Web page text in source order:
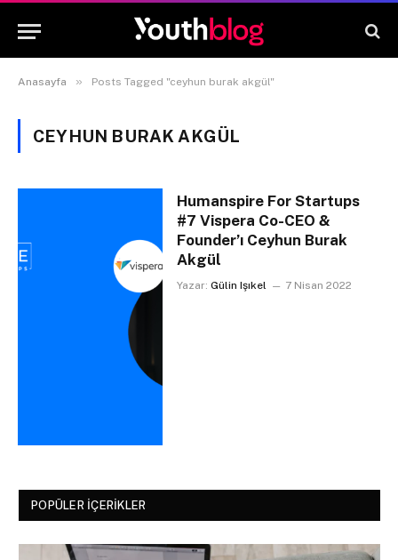
Anasayfa » Posts Tagged "ceyhun burak akgül"
CEYHUN BURAK AKGÜL
Humanspire For Startups
#7 Vispera Co-CEO &
Founder’ı Ceyhun Burak
Akgül
Yazar: Gülin Işıkel 7 Nisan 2022
POPÜLER İÇERIKLER